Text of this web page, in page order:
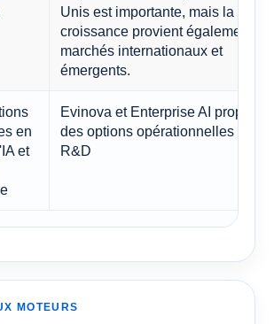
Unis est importante, mais la
croissance provient également
marchés internationaux et
émergents.
en
et
Evinova et Enterprise AI
des options opérationnelles et de
R&D
MOTEURS